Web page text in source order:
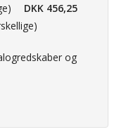
DKK 456,25
og